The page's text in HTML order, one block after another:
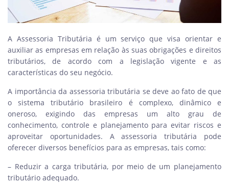
A Assessoria Tributária é um serviço que visa orientar e
auxiliar as empresas em relação às suas obrigações e direitos
tributários, de acordo com a legislação vigente e as
características do seu negócio.
A importância da assessoria tributária se deve ao fato de que
o sistema tributário brasileiro é complexo, dinâmico e
oneroso, exigindo das empresas um alto grau de
conhecimento, controle e planejamento para evitar riscos e
aproveitar oportunidades. A assessoria tributária pode
oferecer diversos benefícios para as empresas, tais como:
– Reduzir a carga tributária, por meio de um planejamento
tributário adequado.